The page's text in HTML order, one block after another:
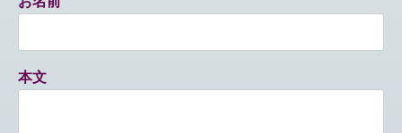
本文